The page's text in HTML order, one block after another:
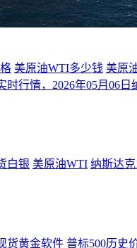
美原油WTI多少钱 美原
时行情，2026年05月06日
白银 美原油WTI 纳斯达克
货黄金软件 普标500历史